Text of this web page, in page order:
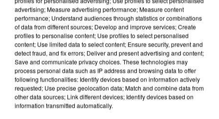
Un second cadre de la DZ Mafia interpellé en
Algérie
Un cofondateur du réseau avait été interpellé
quelques jours plus tôt.
advertising; Measure advertising performance; Measure content
performance; Understand audiences through statistics or combinations
of data from different sources; Develop and improve services; Create
profiles to personalise content; Use profiles to select personalised
content; Use limited data to select content; Ensure security, prevent and
detect fraud, and fix errors; Deliver and present advertising and content;
Save and communicate privacy choices. These technologies may
process personal data such as IP address and browsing data to offer
following functionalities: Identify devices based on information actively
requested; Use precise geolocation data; Match and combine data from
other data sources; Link different devices; Identify devices based on
information transmitted automatically.